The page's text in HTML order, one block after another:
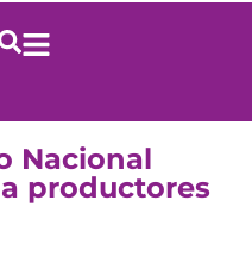
Nacional
productores